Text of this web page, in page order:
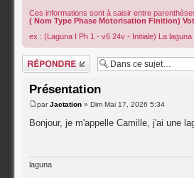
Ces informations sont à saisir entre
( Nom Type Phase Motorisation Finition)
ex : (Laguna I Ph 1 - v6 24v - Initiale) La laguna
Répondre
Présentation
parJactation » Dim Mai 17, 2026 5:34
Bonjour, je m'appelle Camille, j'ai une
laguna